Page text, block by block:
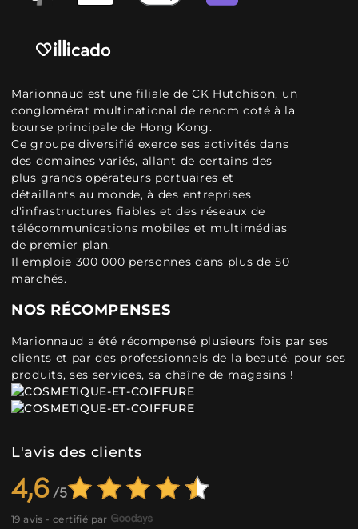
Marionnaud est une filiale de CK Hutchison, un
conglomérat multinational de renom coté à la
bourse principale de Hong Kong.
Ce groupe diversifié exerce ses activités dans
des domaines variés, allant de certains des
plus grands opérateurs portuaires et
détaillants au monde, à des entreprises
d'infrastructures fiables et des réseaux de
télécommunications mobiles et multimédias
de premier plan.
Il emploie 300 000 personnes dans plus de 50
marchés.
NOS RÉCOMPENSES
Marionnaud a été récompensé plusieurs fois par ses
clients et par des professionnels de la beauté, pour ses
produits, ses services, sa chaîne de magasins !
L'avis des clients
4,6
19 avis - certifié par